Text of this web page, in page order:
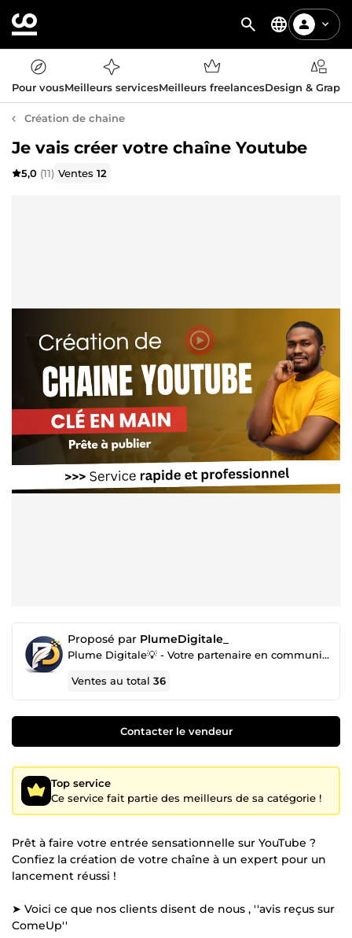
Pour vousMeilleurs servicesMeilleurs freelancesDesign &
Création de chaine
Je vais créer votre chaîne Youtube
5,0 (11) Ventes12
Proposé par PlumeDigitale_
Plume Digitale💡 - Votre partenaire en communication digitale 🚀
Ventes au total36
Contacter le vendeur
Top service
Ce service fait partie des meilleurs de sa catégorie !
Prêt à faire votre entrée sensationnelle sur YouTube ?
Confiez la création de votre chaîne à un expert pour un
lancement réussi !
➤ Voici ce que nos clients disent de nous , ''avis reçus sur
ComeUp''